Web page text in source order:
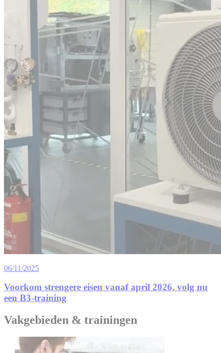
06/11/2025
Voorkom strengere eisen vanaf april 2026, volg nu
een B3-training
Vakgebieden & trainingen